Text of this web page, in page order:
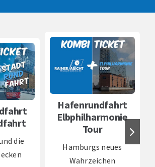
die
Hafenrundfahrt
Elbphilharmonie
Tour
Hamburgs neues
Wahrzeichen